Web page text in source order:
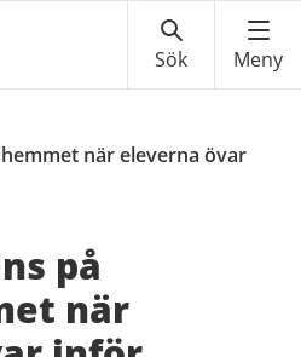
när eleverna övar
på
när